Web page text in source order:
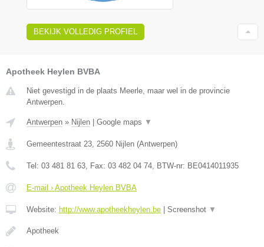
BEKIJK VOLLEDIG PROFIEL
Apotheek Heylen BVBA
Niet gevestigd in de plaats Meerle, maar wel in de provincie
Antwerpen.
Antwerpen » Nijlen Google maps ▼
Gemeentestraat 23 2560 Nijlen (Antwerpen)
Tel: 03 481 81 63 , Fax: 03 482 04 74 , BTW-nr: BE0414011935
E-mail › Apotheek Heylen BVBA
Website: http://www.apotheekheylen.be Screenshot ▼
Apotheek